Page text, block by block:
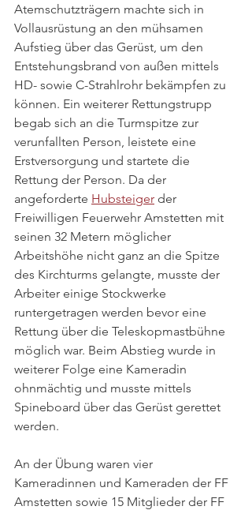
Atemschutzträgern machte sich in
Vollausrüstung an den mühsamen
Aufstieg über das Gerüst, um den
Entstehungsbrand von außen mittels
HD- sowie C-Strahlrohr bekämpfen zu
können. Ein weiterer Rettungstrupp
begab sich an die Turmspitze zur
verunfallten Person, leistete eine
Erstversorgung und startete die
Rettung der Person. Da der
angeforderte Hubsteiger der
Freiwilligen Feuerwehr Amstetten mit
seinen 32 Metern möglicher
Arbeitshöhe nicht ganz an die Spitze
des Kirchturms gelangte, musste der
Arbeiter einige Stockwerke
runtergetragen werden bevor eine
Rettung über die Teleskopmastbühne
möglich war. Beim Abstieg wurde in
weiterer Folge eine Kameradin
ohnmächtig und musste mittels
Spineboard über das Gerüst gerettet
werden.
An der Übung waren vier
Kameradinnen und Kameraden der FF
Amstetten sowie 15 Mitglieder der FF